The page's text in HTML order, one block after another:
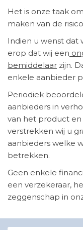
Het is onze taak
maken van de
Indien u wenst dat
erop dat wij een
bemiddelaar zijn.
enkele aanbieder
Periodiek
aanbieders in
van het product
verstrekken wij u
aanbieders welke
betrekken.
Geen enkele
een verzekeraar,
zeggenschap in